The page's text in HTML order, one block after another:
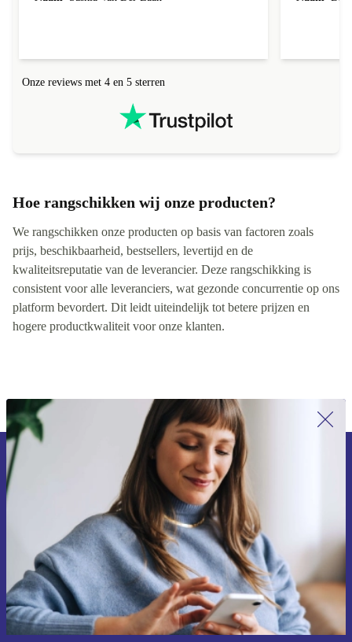
Onze reviews met 4 en 5 sterren
Hoe rangschikken wij onze producten?
We rangschikken onze producten op basis van factoren zoals
prijs, beschikbaarheid, bestsellers, levertijd en de
kwaliteitsreputatie van de leverancier. Deze rangschikking is
consistent voor alle leveranciers, wat gezonde concurrentie op ons
platform bevordert. Dit leidt uiteindelijk tot betere prijzen en
hogere productkwaliteit voor onze klanten.
Meld je aan voor onze nieuwsbrief en
ontvang €15 korting!
Mis nooit meer een aanbieding.
Voucher aanvragen
Informatie over het gebruik van persoonsgegevens vind je in ons
privacybeleid.